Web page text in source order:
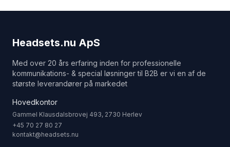
Headsets.nu ApS
Med over 20 års erfaring inden for professionelle
kommunikations- & special løsninger til B2B er vi en af de
største leverandører på markedet
Hovedkontor
Gammel Klausdalsbrovej 493, 2730 Herlev
+45 70 27 80 27
kontakt@headsets.nu